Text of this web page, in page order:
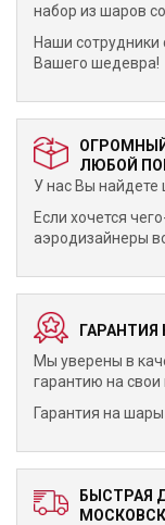
набор из шаров
Наши сотрудники
Вашего шедевра!
ЛЮБОЙ
У нас Вы найдете
Если хочется
аэродизайнеры
ГАРАНТИЯ
Мы уверены в
гарантию на
Гарантия на
БЫСТРАЯ